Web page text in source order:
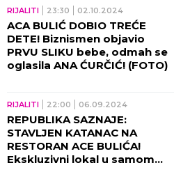
RIJALITI 23:30 02.10.2024
ACA BULIĆ DOBIO TREĆE
DETE! Biznismen objavio
PRVU SLIKU bebe, odmah se
oglasila ANA ĆURČIĆ! (FOTO)
RIJALITI 22:00 06.09.2024
REPUBLIKA SAZNAJE:
STAVLJEN KATANAC NA
RESTORAN ACE BULIĆA!
Ekskluzivni lokal u samom